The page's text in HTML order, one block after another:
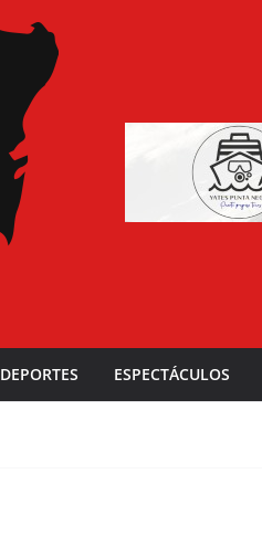
DEPORTES ESPECTÁCULOS